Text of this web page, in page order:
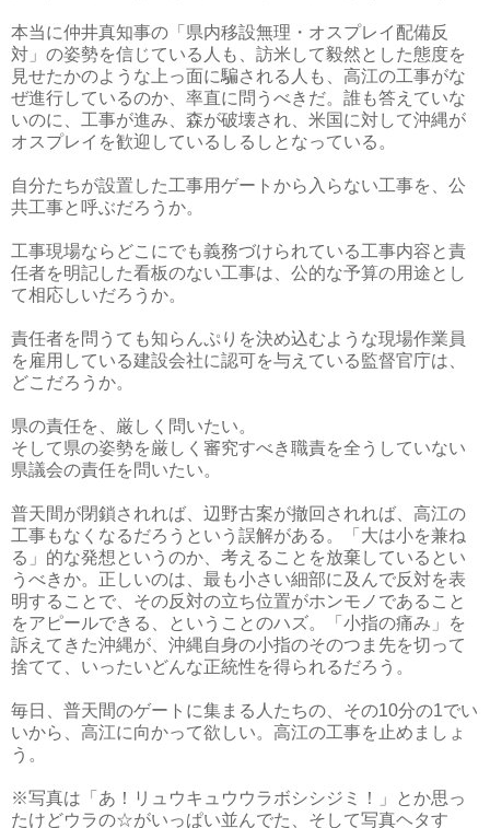
本当に仲井真知事の「県内移設無理・オスプレイ配備反
対」の姿勢を信じている人も、訪米して毅然とした態度を
見せたかのような上っ面に騙される人も、高江の工事がな
ぜ進行しているのか、率直に問うべきだ。誰も答えていな
いのに、工事が進み、森が破壊され、米国に対して沖縄が
オスプレイを歓迎しているしるしとなっている。
自分たちが設置した工事用ゲートから入らない工事を、公
共工事と呼ぶだろうか。
工事現場ならどこにでも義務づけられている工事内容と責
任者を明記した看板のない工事は、公的な予算の用途とし
て相応しいだろうか。
責任者を問うても知らんぷりを決め込むような現場作業員
を雇用している建設会社に認可を与えている監督官庁は、
どこだろうか。
県の責任を、厳しく問いたい。
そして県の姿勢を厳しく審究すべき職責を全うしていない
県議会の責任を問いたい。
普天間が閉鎖されれば、辺野古案が撤回されれば、高江の
工事もなくなるだろうという誤解がある。「大は小を兼ね
る」的な発想というのか、考えることを放棄しているとい
うべきか。正しいのは、最も小さい細部に及んで反対を表
明することで、その反対の立ち位置がホンモノであること
をアピールできる、ということのハズ。「小指の痛み」を
訴えてきた沖縄が、沖縄自身の小指のそのつま先を切って
捨てて、いったいどんな正統性を得られるだろう。
毎日、普天間のゲートに集まる人たちの、その10分の1でい
いから、高江に向かって欲しい。高江の工事を止めましょ
う。
※写真は「あ！リュウキュウウラボシシジミ！」とか思っ
たけどウラの☆がいっぱい並んでた、そして写真ヘタす